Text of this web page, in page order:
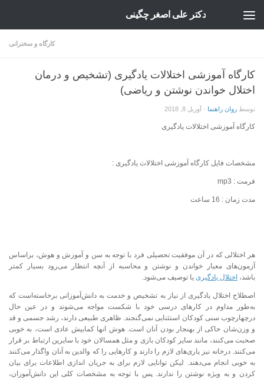
دکتر علی اصغر چگینی
کارگاه و سخنرانی
کارگاه آموزشی اختلالات یادگیری (تشخیص و درمان
اختلال خواندن نوشتن و ریاضی)
توسط روان راهنما · آوریل 8, 2018
کارگاه آموزشی اختلالات یادگیری
مشخصات فایل کارگاه آموزشی اختلالات یادگیری :
فرمت : mp3
مدت زمان : 16 ساعت
هر اختلالی که در آن موفقیت تحصیلی فرد با توجه به سن و آموزش و هوش، براساس
آزمون‌های معیار خواندن و نوشتن و محاسبه از آنچه انتظار می‌رود بسیار کمتر
باشد، اختلال یادگیری یا توصیف می‌شود.
اصطلاح اختلال یادگیری از نیاز به تشخیص و خدمت به دانش‌آموزانی برخاسته‌است که
به‌طور مداوم در کارهای درسی خود با شکست مواجه می‌شوند و در عین حال
درچهارچوب سنی کودکان استثنایی نمی‌گنجند. ظاهری طبیعی دارند، رشد جسمی و قد
و وزن‌شان حاکی از بهنجار بودن آنان است. هوش انها کمابیش عادی است، به خوبی
صحبت می‌کنند، مانند سایر کودکان بازی و مثل همسالان خود با سایرین ارتباط بر قرار
می‌کنند. درخانه نیز یاری‌های لازم را دارند و کارهایی را که والدین به آنان واگذار می‌کنند
به خوبی انجام می‌دهند. لیکن توانایی لازم برای به جریان اندازی اطلاعات برای بیان
کردن و به ویژه نوشتن را ندارند. پس با توجه به مشخصات کلی این دانش‌آموزان،